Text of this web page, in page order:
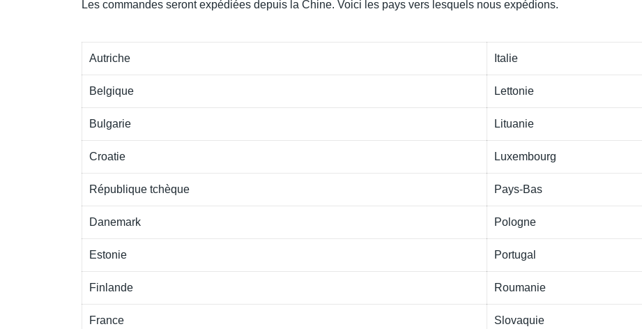
Les commandes seront expédiées depuis la Chine. Voici les pays vers lesquels nous expédions.
Autriche Italie
Belgique Lettonie
Bulgarie Lituanie
Croatie Luxembourg
République tchèque Pays-Bas
Danemark Pologne
Estonie Portugal
Finlande Roumanie
France Slovaquie